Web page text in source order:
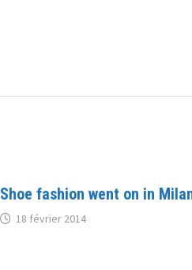
Shoe fashion went on in
18 février 2014